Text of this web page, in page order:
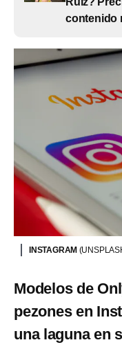
contenido
INSTAGRAM
Modelos de
pezones en
una laguna en